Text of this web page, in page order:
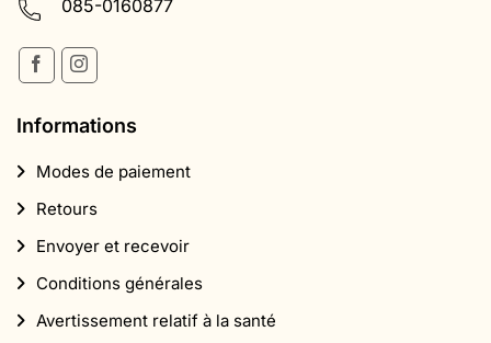
085-0160877
Informations
Modes de paiement
Retours
Envoyer et recevoir
Conditions générales
Avertissement relatif à la santé